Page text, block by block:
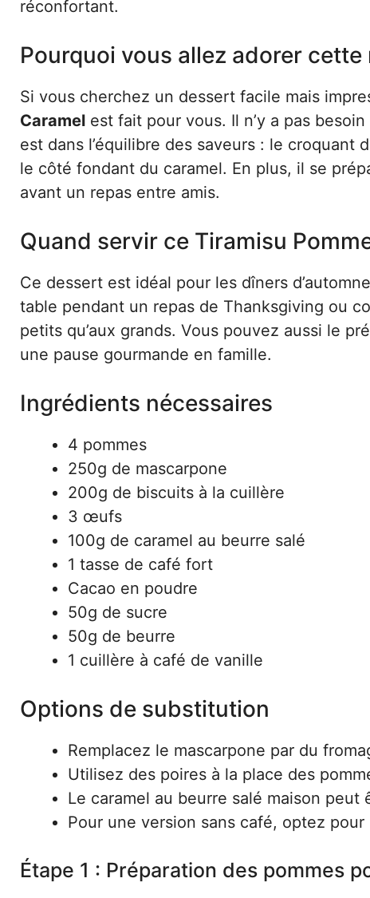
réconfortant.
Pourquoi vous allez adorer cette
Si vous cherchez un dessert facile mais
Caramel est fait pour vous. Il n’y a pas
est dans l’équilibre des saveurs : le croquant
le côté fondant du caramel. En plus, il se
avant un repas entre amis.
Quand servir ce Tiramisu
Ce dessert est idéal pour les dîners
table pendant un repas de Thanksgiving ou
petits qu’aux grands. Vous pouvez aussi le
une pause gourmande en famille.
Ingrédients nécessaires
4 pommes
250g de mascarpone
200g de biscuits à la cuillère
3 œufs
100g de caramel au beurre salé
1 tasse de café fort
Cacao en poudre
50g de sucre
50g de beurre
1 cuillère à café de vanille
Options de substitution
Remplacez le mascarpone par du
Utilisez des poires à la place des
Le caramel au beurre salé maison
Pour une version sans café, optez
Étape 1 : Préparation des pommes